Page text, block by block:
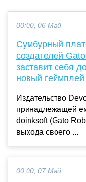
00:00, 06 Май
Сумбурный
создателей
заставит себя
новый геймплей
Издательство
принадлежащей
doinksoft (Gato
выхода своего ...
00:00, 07 Май